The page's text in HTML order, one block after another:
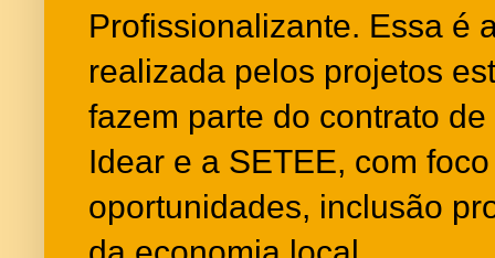
Profissionalizante. Essa é
realizada pelos projetos
fazem parte do contrato
Idear e a SETEE, com
oportunidades, inclusão